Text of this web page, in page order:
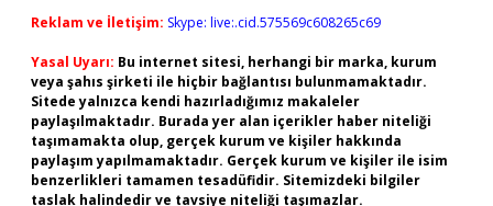
Reklam ve İletişim: Skype: live:.cid.575569c608265c69
Yasal Uyarı: Bu internet sitesi, herhangi bir marka, kurum
veya şahıs şirketi ile hiçbir bağlantısı bulunmamaktadır.
Sitede yalnızca kendi hazırladığımız makaleler
paylaşılmaktadır. Burada yer alan içerikler haber niteliği
taşımamakta olup, gerçek kurum ve kişiler hakkında
paylaşım yapılmamaktadır. Gerçek kurum ve kişiler ile isim
benzerlikleri tamamen tesadüfidir. Sitemizdeki bilgiler
taslak halindedir ve tavsiye niteliği taşımazlar.